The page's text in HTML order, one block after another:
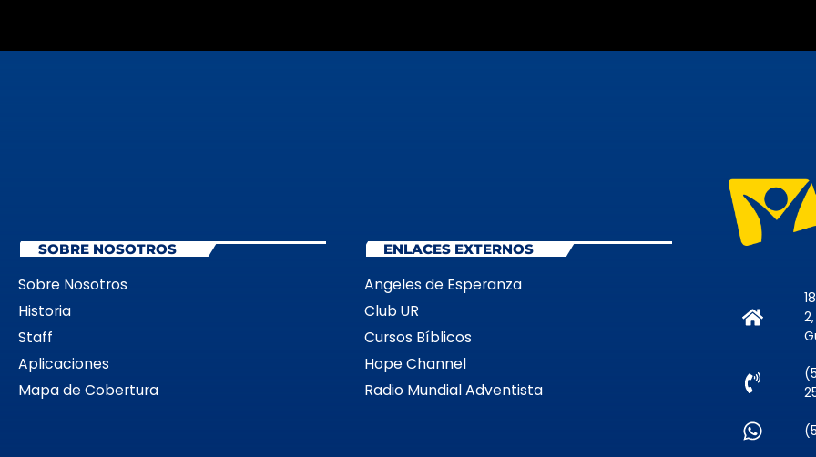
SOBRE NOSOTROS
Sobre Nosotros
Historia
Staff
Aplicaciones
Mapa de Cobertura
ENLACES EXTERNOS
Angeles de Esperanza
Club UR
Cursos Bíblicos
Hope Channel
Radio Mundial Adventista